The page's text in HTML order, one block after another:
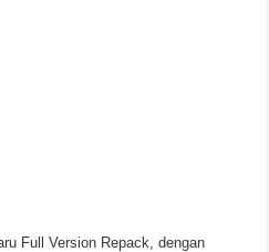
Full Version Repack, dengan